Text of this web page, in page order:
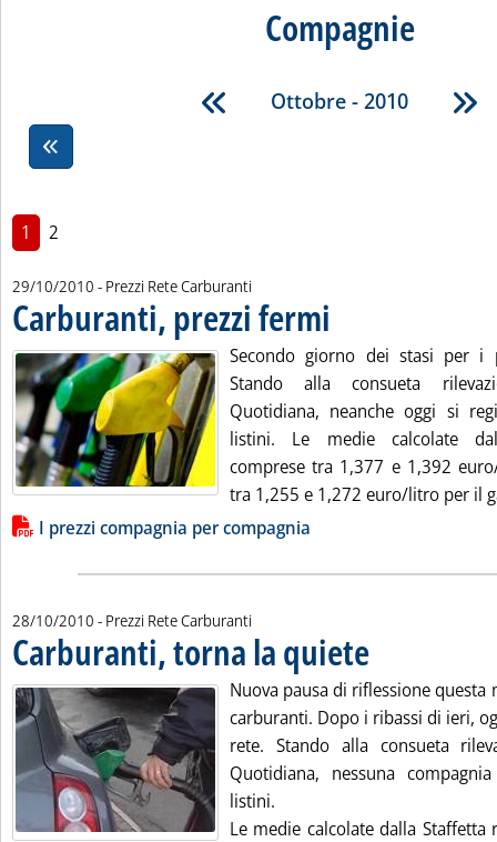
Compagnie
Ottobre - 2010
1 2
29/10/2010 - Prezzi Rete Carburanti
Carburanti, prezzi fermi
Secondo giorno dei stasi per i
Stando alla consueta
Quotidiana, neanche oggi si
listini. Le medie calcolate
comprese tra 1,377 e 1,392
tra 1,255 e 1,272 euro/litro per il
Lista allegati PDF alla notizia
I prezzi compagnia per compagnia
28/10/2010 - Prezzi Rete Carburanti
Carburanti, torna la quiete
Nuova pausa di riflessione
carburanti. Dopo i ribassi di ieri,
rete. Stando alla consueta
Quotidiana, nessuna
listini.
Le medie calcolate dalla Staffetta